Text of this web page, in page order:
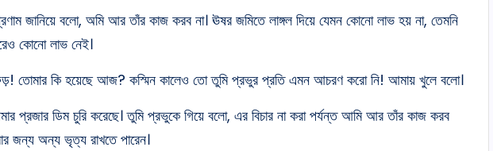
জানিয়ে বলো, অমি আর তাঁর কাজ করব না। ঊষর জমিতে লাঙ্গল দিয়ে যেমন কোনো লাভ হয় না, তেমনি
কোনো লাভ নেই।
তোমার কি হয়েছে আজ? কস্মিন কালেও তো তুমি প্রভুর প্রতি এমন আচরণ করো নি! আমায় খুলে বলো।
ডিম চুরি করেছে। তুমি প্রভুকে গিয়ে বলো, এর বিচার না করা পর্যন্ত আমি আর তাঁর কাজ করব
জন্য অন্য ভৃত্য রাখতে পারেন।